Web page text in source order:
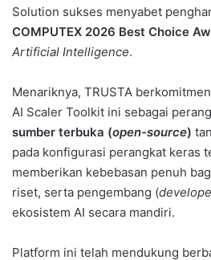
Solution sukses menyabet
COMPUTEX 2026 Best Choice
Artificial Intelligence.
Menariknya, TRUSTA
AI Scaler Toolkit ini sebagai
sumber terbuka (open-source)
pada konfigurasi perangkat keras
memberikan kebebasan penuh
riset, serta pengembang (
ekosistem AI secara mandiri.
Platform ini telah mendukung